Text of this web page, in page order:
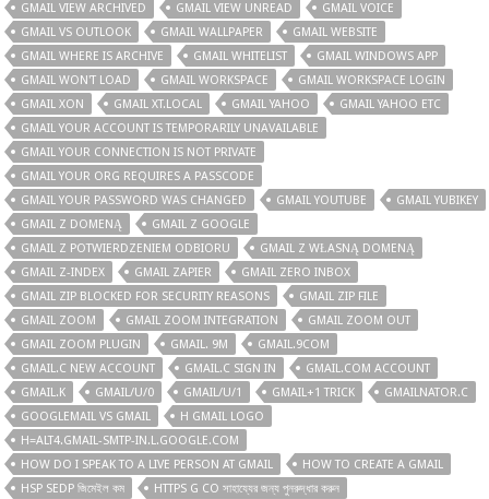
GMAIL VIEW ARCHIVED
GMAIL VIEW UNREAD
GMAIL VOICE
GMAIL VS OUTLOOK
GMAIL WALLPAPER
GMAIL WEBSITE
GMAIL WHERE IS ARCHIVE
GMAIL WHITELIST
GMAIL WINDOWS APP
GMAIL WON'T LOAD
GMAIL WORKSPACE
GMAIL WORKSPACE LOGIN
GMAIL XON
GMAIL XT.LOCAL GMAIL YAHOO
GMAIL YAHOO ETC
GMAIL YOUR ACCOUNT IS TEMPORARILY UNAVAILABLE
GMAIL YOUR CONNECTION IS NOT PRIVATE
GMAIL YOUR ORG REQUIRES A PASSCODE
GMAIL YOUR PASSWORD WAS CHANGED
GMAIL YOUTUBE
GMAIL YUBIKEY
GMAIL Z DOMENĄ
GMAIL Z GOOGLE
GMAIL Z POTWIERDZENIEM ODBIORU
GMAIL Z WŁASNĄ DOMENĄ
GMAIL Z-INDEX
GMAIL ZAPIER
GMAIL ZERO INBOX
GMAIL ZIP BLOCKED FOR SECURITY REASONS
GMAIL ZIP FILE
GMAIL ZOOM
GMAIL ZOOM INTEGRATION
GMAIL ZOOM OUT
GMAIL ZOOM PLUGIN
GMAIL. 9M
GMAIL.9COM
GMAIL.C NEW ACCOUNT
GMAIL.C SIGN IN
GMAIL.COM ACCOUNT
GMAIL.K
GMAIL/U/0 GMAIL/U/1 GMAIL+1 TRICK
GMAILNATOR.C
GOOGLEMAIL VS GMAIL
H GMAIL LOGO
H=ALT4.GMAIL-SMTP-IN.L.GOOGLE.COM
HOW DO I SPEAK TO A LIVE PERSON AT GMAIL
HOW TO CREATE A GMAIL
HSP SEDP জিমেইল কম
HTTPS G CO সাহায্যের জন্য পুনরুদ্ধার করুন